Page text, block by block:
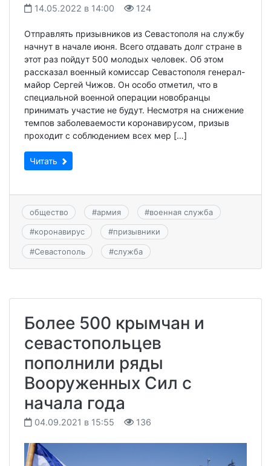
14.05.2022 в 14:00 124
Отправлять призывников из Севастополя на службу
начнут в начале июня. Всего отдавать долг стране в
этот раз пойдут 500 молодых человек. Об этом
рассказал военный комиссар Севастополя генерал-
майор Сергей Чижов. Он особо отметил, что в
специальной военной операции новобранцы
принимать участие не будут. Несмотря на снижение
темпов заболеваемости коронавирусом, призыв
проходит с соблюдением всех мер […]
Читать
общество #армия #военная служба
#коронавирус #призывники
#Севастополь #служба
Более 500 крымчан и
севастопольцев
пополнили ряды
Вооруженных Сил с
начала года
04.09.2021 в 15:55 136